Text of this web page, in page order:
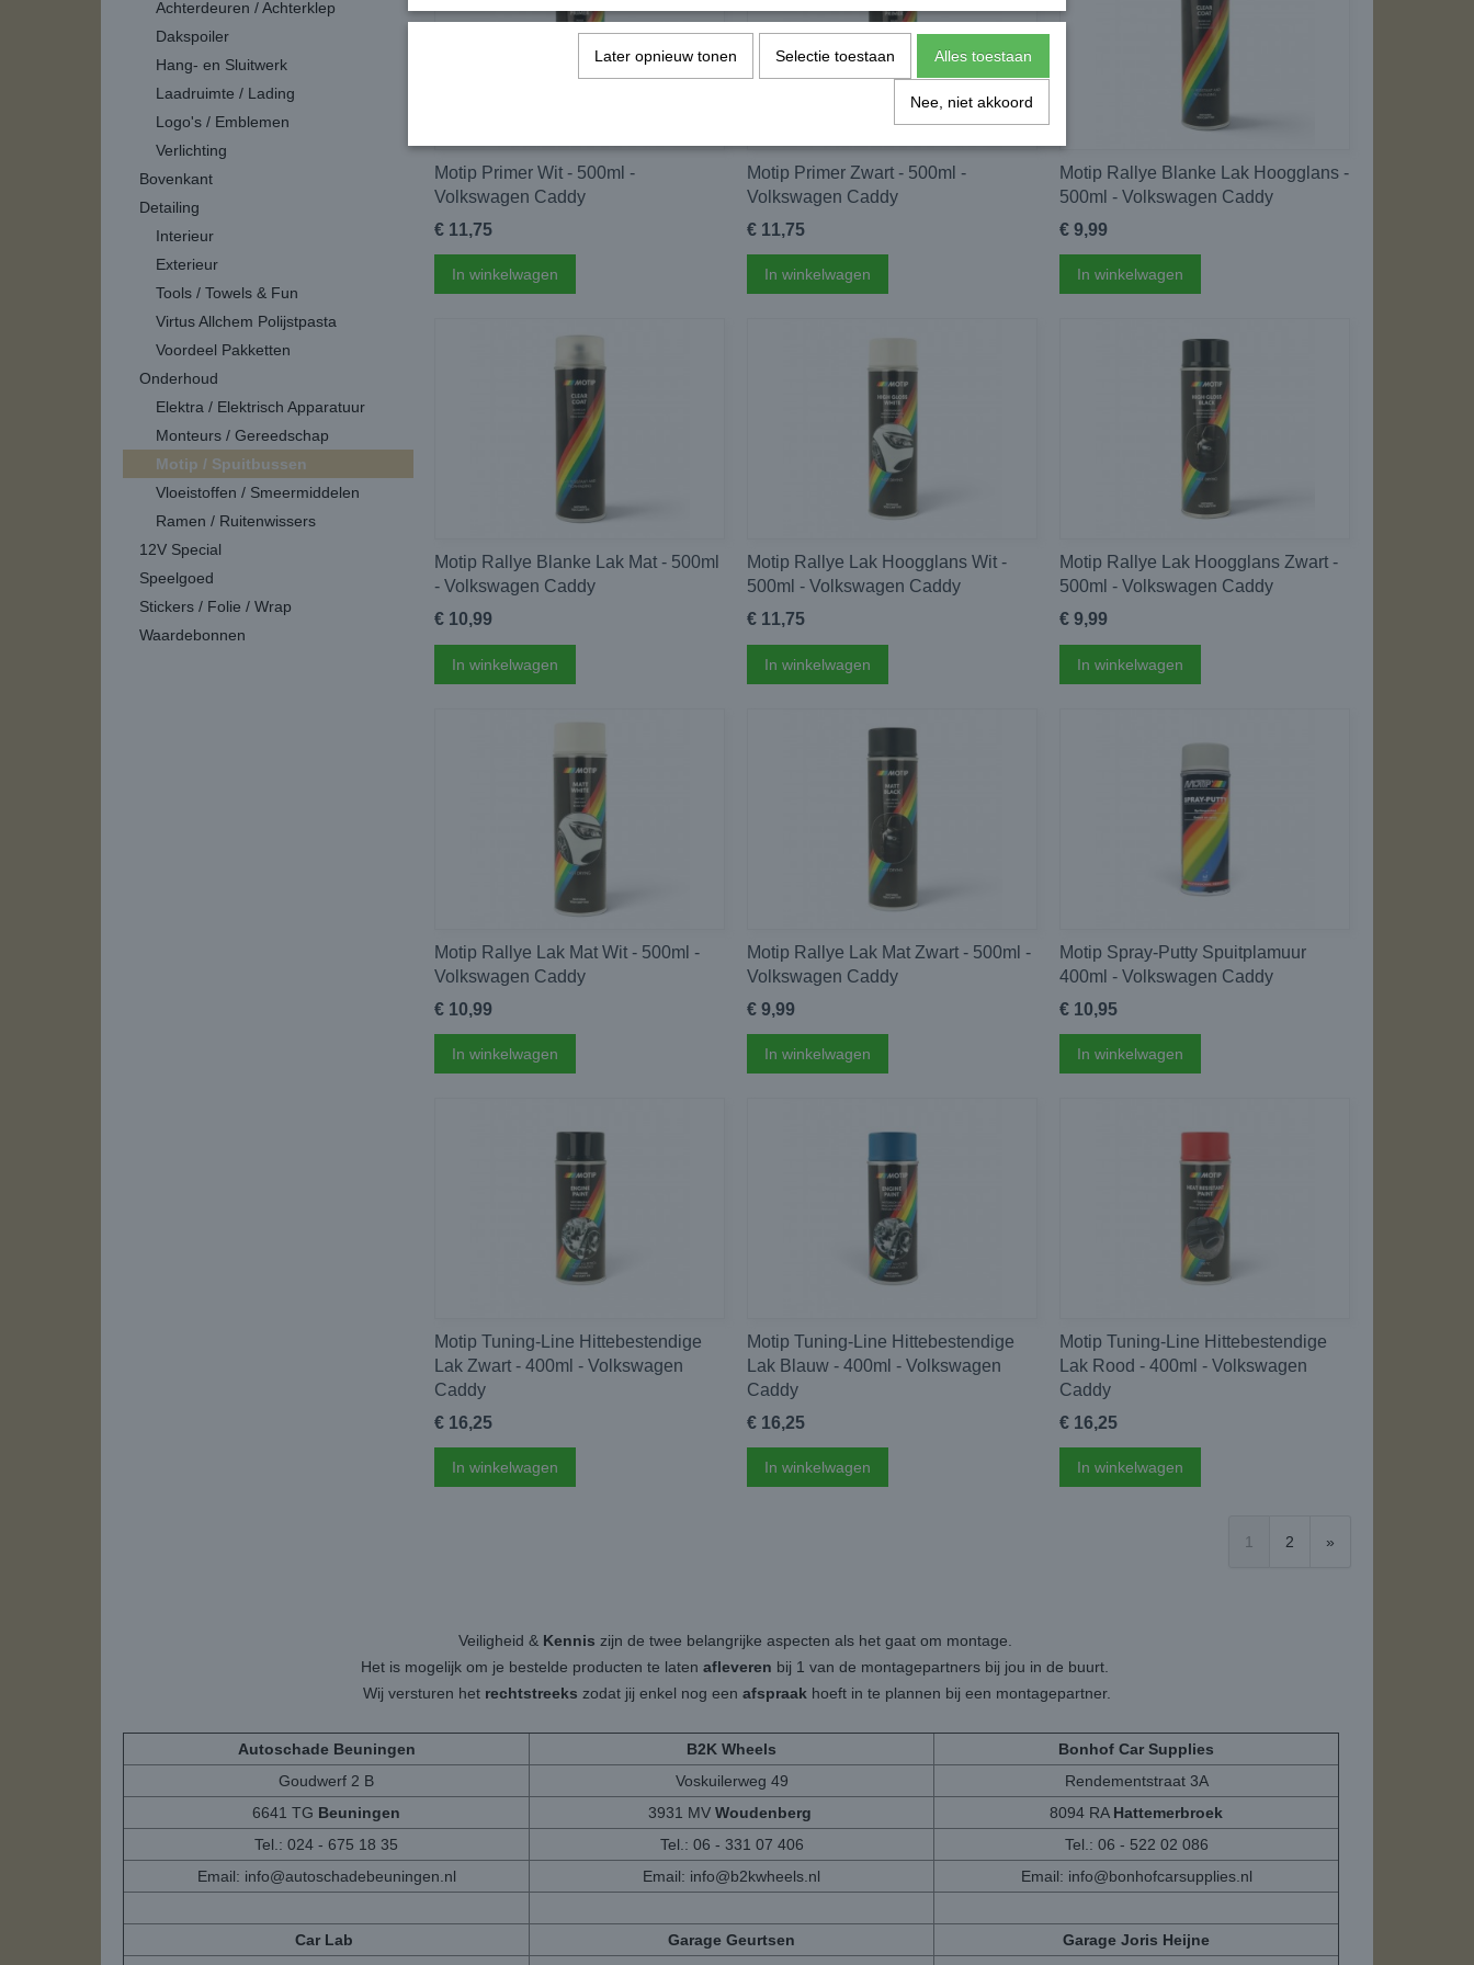
Achterdeuren / Achterklep
Dakspoiler
Hang- en Sluitwerk
Laadruimte / Lading
Logo's / Emblemen
Verlichting
Bovenkant
Detailing
Interieur
Exterieur
Tools / Towels & Fun
Virtus Allchem Polijstpasta
Voordeel Pakketten
Onderhoud
Elektra / Elektrisch Apparatuur
Monteurs / Gereedschap
Motip / Spuitbussen
Vloeistoffen / Smeermiddelen
Ramen / Ruitenwissers
12V Special
Speelgoed
Stickers / Folie / Wrap
Waardebonnen
Motip Primer Wit - 500ml -
Volkswagen Caddy
€ 11,75
In winkelwagen
Motip Primer Zwart - 500ml -
Volkswagen Caddy
€ 11,75
In winkelwagen
Motip Rallye Blanke Lak Hoogglans -
500ml - Volkswagen Caddy
€ 9,99
In winkelwagen
Motip Rallye Blanke Lak Mat - 500ml
- Volkswagen Caddy
€ 10,99
In winkelwagen
Motip Rallye Lak Hoogglans Wit -
500ml - Volkswagen Caddy
€ 11,75
In winkelwagen
Motip Rallye Lak Hoogglans Zwart -
500ml - Volkswagen Caddy
€ 9,99
In winkelwagen
Motip Rallye Lak Mat Wit - 500ml -
Volkswagen Caddy
€ 10,99
In winkelwagen
Motip Rallye Lak Mat Zwart - 500ml -
Volkswagen Caddy
€ 9,99
In winkelwagen
Motip Spray-Putty Spuitplamuur
400ml - Volkswagen Caddy
€ 10,95
In winkelwagen
Motip Tuning-Line Hittebestendige
Lak Zwart - 400ml - Volkswagen
Caddy
€ 16,25
In winkelwagen
Motip Tuning-Line Hittebestendige
Lak Blauw - 400ml - Volkswagen
Caddy
€ 16,25
In winkelwagen
Motip Tuning-Line Hittebestendige
Lak Rood - 400ml - Volkswagen
Caddy
€ 16,25
In winkelwagen
1 2 »
Veiligheid & Kennis zijn de twee belangrijke aspecten als het gaat om montage.
Het is mogelijk om je bestelde producten te laten afleveren bij 1 van de montagepartners bij jou in de buurt.
Wij versturen het rechtstreeks zodat jij enkel nog een afspraak hoeft in te plannen bij een montagepartner.
Autoschade Beuningen B2K Wheels
Bonhof Car Supplies
Goudwerf 2 B
Voskuilerweg 49
Rendementstraat 3A
6641 TG Beuningen 3931 MV Woudenberg 8094 RA Hattemerbroek
Tel.: 024 - 675 18 35
Tel.: 06 - 331 07 406
Tel.: 06 - 522 02 086
Email: info@autoschadebeuningen.nl Email: info@b2kwheels.nl Email: info@bonhofcarsupplies.nl
Car Lab Garage Geurtsen
Garage Joris Heijne
Later opnieuw tonen Selectie toestaan Alles toestaan
Nee, niet akkoord